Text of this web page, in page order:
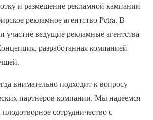
и размещение рекламной кампании
рекламное агентство Petra. В
участие ведущие рекламные агентства
разработанная компанией
внимательно подходит к вопросу
партнеров компании. Мы надеемся
сотрудничество с